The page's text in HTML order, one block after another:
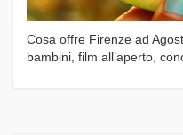
Cosa offre Firenze ad
bambini, film all’aperto,